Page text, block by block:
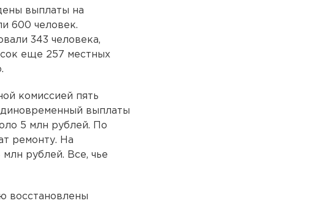
выплаты на
600 человек.
343 человека,
еще 257 местных
комиссией пять
выплаты
5 млн рублей. По
ремонту. На
рублей. Все, чье
восстановлены